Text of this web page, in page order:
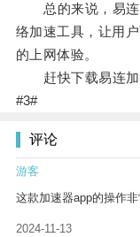
总的来说，易连
络加速工具，让用
的上网体验。
赶快下载易连加
#3#
评论
游客
这款加速器app的操作
2024-11-13